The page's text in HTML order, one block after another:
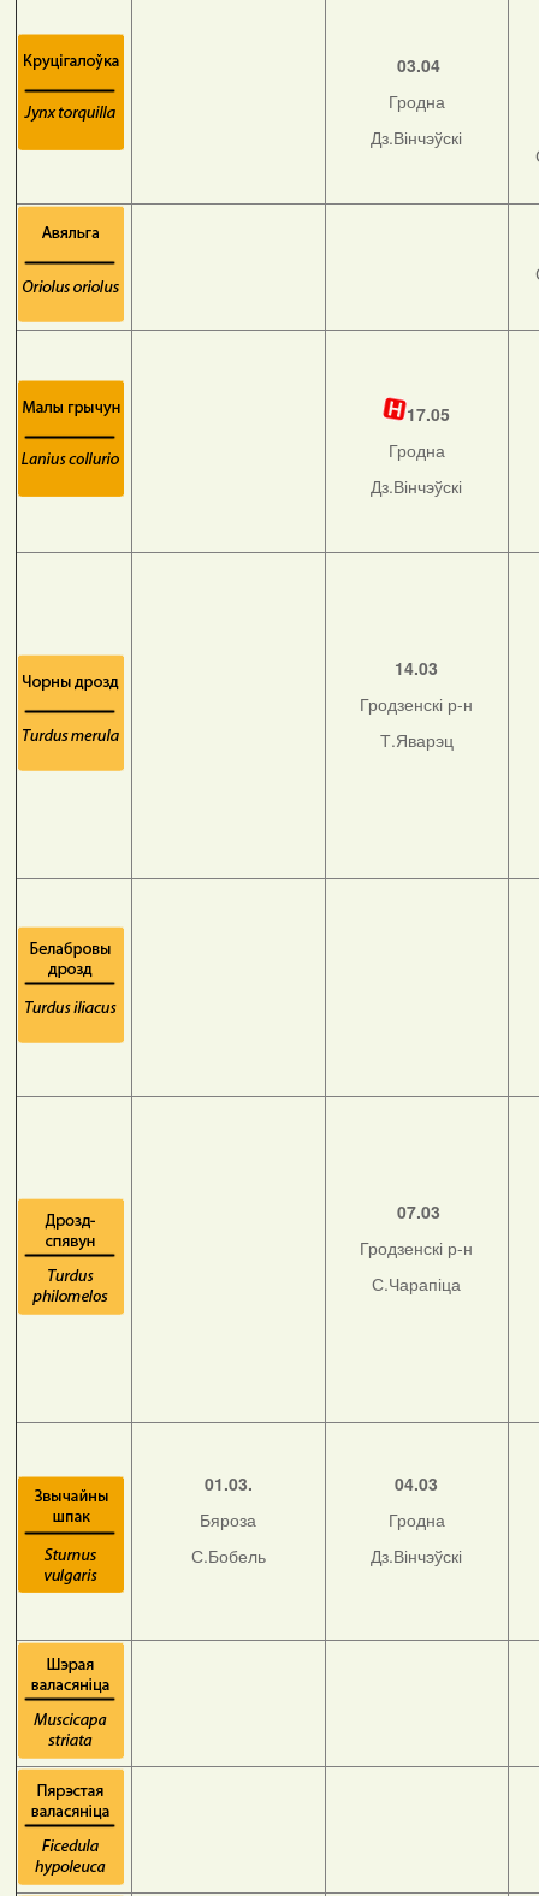
03.04
Гродна
Дз.Вінчэўскі
17.05
Гродна
Дз.Вінчэўскі
14.03
Гродзенскі р-н
Т.Яварэц
07.03
Гродзенскі р-н
С.Чарапіца
01.03.
Бяроза
С.Бобель
04.03
Гродна
Дз.Вінчэўскі